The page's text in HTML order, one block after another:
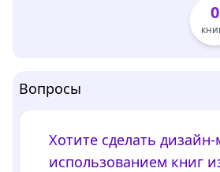
0
Вопросы
Хотите сделать дизайн-
использованием книг